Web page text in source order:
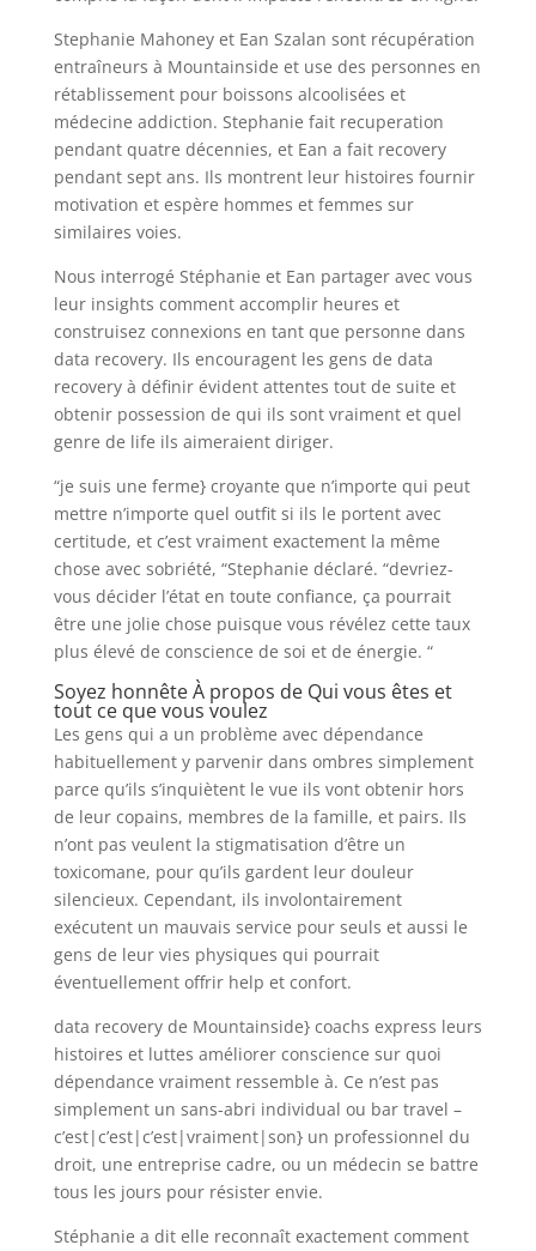
Stephanie Mahoney et Ean Szalan sont récupération
entraîneurs à Mountainside et use des personnes en
rétablissement pour boissons alcoolisées et
médecine addiction. Stephanie fait recuperation
pendant quatre décennies, et Ean a fait recovery
pendant sept ans. Ils montrent leur histoires fournir
motivation et espère hommes et femmes sur
similaires voies.
Nous interrogé Stéphanie et Ean partager avec vous
leur insights comment accomplir heures et
construisez connexions en tant que personne dans
data recovery. Ils encouragent les gens de data
recovery à définir évident attentes tout de suite et
obtenir possession de qui ils sont vraiment et quel
genre de life ils aimeraient diriger.
“je suis une ferme} croyante que n’importe qui peut
mettre n’importe quel outfit si ils le portent avec
certitude, et c’est vraiment exactement la même
chose avec sobriété, “Stephanie déclaré. “devriez-
vous décider l’état en toute confiance, ça pourrait
être une jolie chose puisque vous révélez cette taux
plus élevé de conscience de soi et de énergie. “
Soyez honnête À propos de Qui vous êtes et
tout ce que vous voulez
Les gens qui a un problème avec dépendance
habituellement y parvenir dans ombres simplement
parce qu’ils s’inquiètent le vue ils vont obtenir hors
de leur copains, membres de la famille, et pairs. Ils
n’ont pas veulent la stigmatisation d’être un
toxicomane, pour qu’ils gardent leur douleur
silencieux. Cependant, ils involontairement
exécutent un mauvais service pour seuls et aussi le
gens de leur vies physiques qui pourrait
éventuellement offrir help et confort.
data recovery de Mountainside} coachs express leurs
histoires et luttes améliorer conscience sur quoi
dépendance vraiment ressemble à. Ce n’est pas
simplement un sans-abri individual ou bar travel –
c’est|c’est|c’est|vraiment|son} un professionnel du
droit, une entreprise cadre, ou un médecin se battre
tous les jours pour résister envie.
Stéphanie a dit elle reconnaît exactement comment